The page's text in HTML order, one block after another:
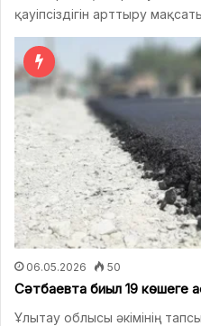
қауіпсіздігін арттыру
06.05.2026 50
Сәтбаевта биыл 19 көшеге
Ұлытау облысы әкімінің